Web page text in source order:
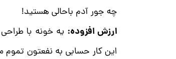
چه جور آدم باحالی هستید!
ارزش افزوده: یه خونه با
این کار حسابی به نفعتون تموم